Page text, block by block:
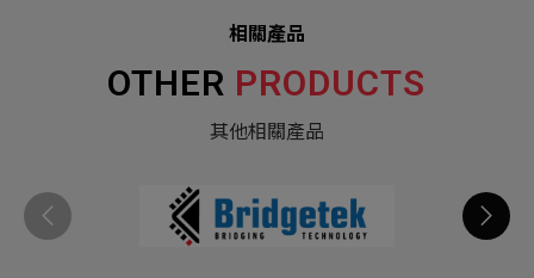
相關產品
OTHER PRODUCTS
其他相關產品